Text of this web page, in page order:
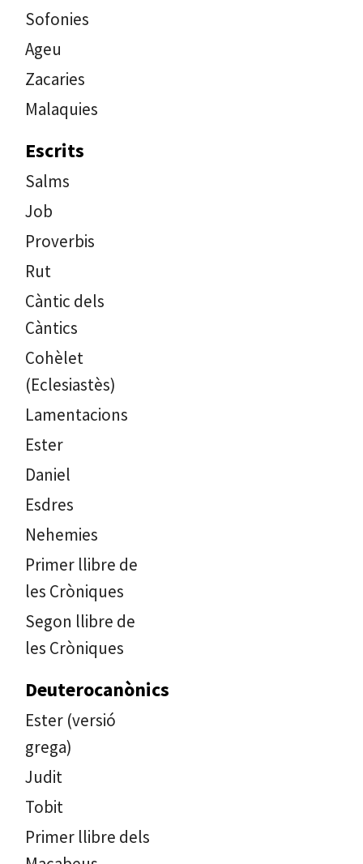
Sofonies
Ageu
Zacaries
Malaquies
Escrits
Salms
Job
Proverbis
Rut
Càntic dels
Càntics
Cohèlet
(Eclesiastès)
Lamentacions
Ester
Daniel
Esdres
Nehemies
Primer llibre de
les Cròniques
Segon llibre de
les Cròniques
Deuterocanònics
Ester (versió
grega)
Judit
Tobit
Primer llibre dels